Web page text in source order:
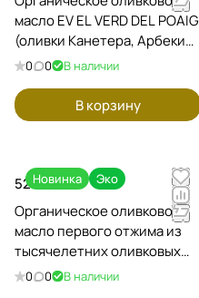
масло EV EL VERD DEL POAIG
(оливки Канетера, Арбекина
и Пикуаль), 250мл / Испания
0 0 В наличии
В корзину
Новинка Эко
52 500 ₽
Органическое оливковое
масло первого отжима из
тысячелетних оливковых
деревьев EL MIL DEL POAIG
0 0 В наличии